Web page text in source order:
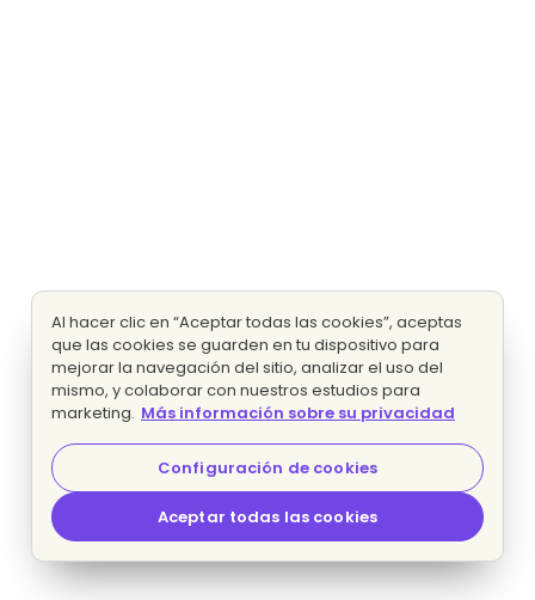
Al hacer clic en “Aceptar todas las cookies”, aceptas
que las cookies se guarden en tu dispositivo para
mejorar la navegación del sitio, analizar el uso del
mismo, y colaborar con nuestros estudios para
marketing. Más información sobre su privacidad
Configuración de cookies
Aceptar todas las cookies